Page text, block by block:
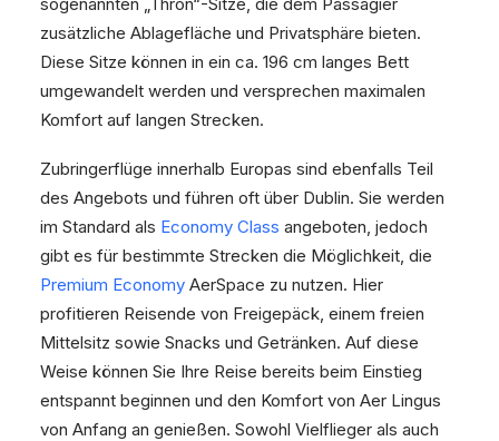
zusätzliche Ablagefläche und Privatsphäre bieten.
Diese Sitze können in ein ca. 196 cm langes Bett
umgewandelt werden und versprechen maximalen
Komfort auf langen Strecken.
Zubringerflüge innerhalb Europas sind ebenfalls Teil
des Angebots und führen oft über Dublin. Sie werden
im Standard als Economy Class angeboten, jedoch
gibt es für bestimmte Strecken die Möglichkeit, die
Premium Economy AerSpace zu nutzen. Hier
profitieren Reisende von Freigepäck, einem freien
Mittelsitz sowie Snacks und Getränken. Auf diese
Weise können Sie Ihre Reise bereits beim Einstieg
entspannt beginnen und den Komfort von Aer Lingus
von Anfang an genießen. Sowohl Vielflieger als auch